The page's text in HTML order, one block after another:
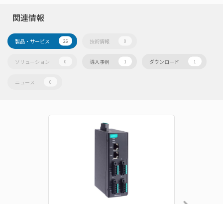
関連情報
製品・サービス 26 技術情報 0
ソリューション 0 導入事例 1 ダウンロード 1
ニュース 0